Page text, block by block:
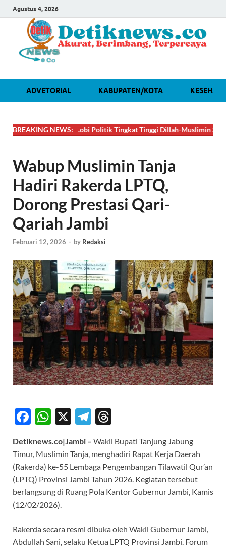
Agustus 4, 2026
ADVETORIAL KABUPATEN/KOTA
BREAKING NEWS:
🔴DAHSYAT! Lobi Politik Tingkat Tinggi Dillah-Muslimin Sukses
Wabup Muslimin Tanja
Hadiri Rakerda LPTQ,
Dorong Prestasi Qari-
Qariah Jambi
Februari 12, 2026 - by Redaksi
F
e
b
o
o
k
W
at
s
A
p
p
X
T
e
gr
a
m
e
a
ds
Detiknews.co|Jambi – Wakil Bupati Tanjung Jabung
Timur, Muslimin Tanja, menghadiri Rapat Kerja Daerah
(Rakerda) ke-55 Lembaga Pengembangan Tilawatil Qur’an
(LPTQ) Provinsi Jambi Tahun 2026. Kegiatan tersebut
berlangsung di Ruang Pola Kantor Gubernur Jambi, Kamis
(12/02/2026).
Rakerda secara resmi dibuka oleh Wakil Gubernur Jambi,
Abdullah Sani, selaku Ketua LPTQ Provinsi Jambi. Forum